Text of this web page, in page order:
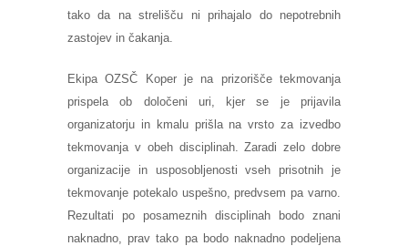
tako da na strelišču ni prihajalo do nepotrebnih
zastojev in čakanja.
Ekipa OZSČ Koper je na prizorišče tekmovanja
prispela ob določeni uri, kjer se je prijavila
organizatorju in kmalu prišla na vrsto za izvedbo
tekmovanja v obeh disciplinah. Zaradi zelo dobre
organizacije in usposobljenosti vseh prisotnih je
tekmovanje potekalo uspešno, predvsem pa varno.
Rezultati po posameznih disciplinah bodo znani
naknadno, prav tako pa bodo naknadno podeljena